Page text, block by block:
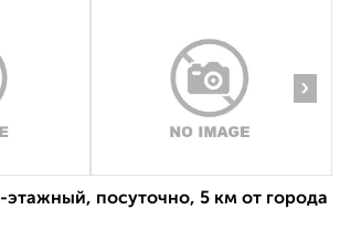
›
этажный, посуточно, 5 км от города